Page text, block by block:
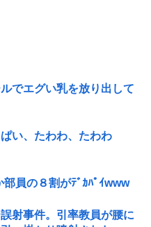
でエグい乳を放り出して
い、たわわ、たわわ
員の８割がﾃﾞｶﾊﾟｲwww
射事件。引率教員が腰に